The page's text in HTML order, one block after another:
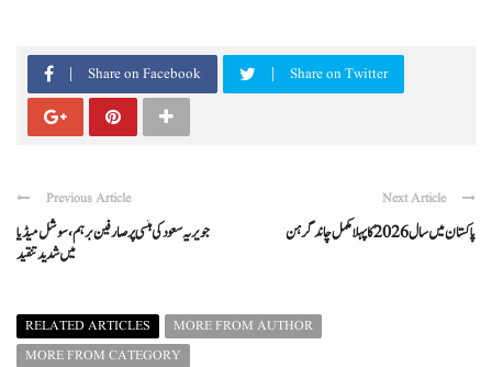
Share on Facebook Share on Twitter
Previous Article
جویریہ سعود کی ہنسی پر صارفین برہم، سوشل میڈیا
میں شدید تنقید
Next Article
پاکستان میں سال 2026 کا پہلا مکمل چاند گرہن
RELATED ARTICLES
MORE FROM AUTHOR
MORE FROM CATEGORY